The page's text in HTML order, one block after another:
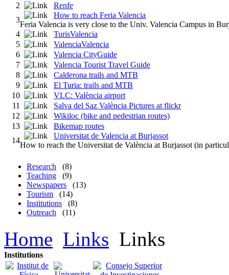
2
Renfe
3
How to reach Feria Valencia
Feria Valencia is very close to the Univ. Valencia Campus in
4
TurisValencia
5
ValenciaValencia
6
Valencia CityGuide
7
Valencia Tourist Travel Guide
8
Calderona trails and MTB
9
El Turia: trails and MTB
10
VLC: València airport
11
Salva del Saz València Pictures at flickr
12
Wikiloc (bike and pedestrian routes)
13
Bikemap routes
14
Universitat de Valencia at Burjassot
How to reach the Universitat de València at Burjassot (in
Research
(8)
Teaching
(9)
Newspapers
(13)
Tourism
(14)
Institutions
(8)
Outreach
(11)
Home Links Links
Institutions